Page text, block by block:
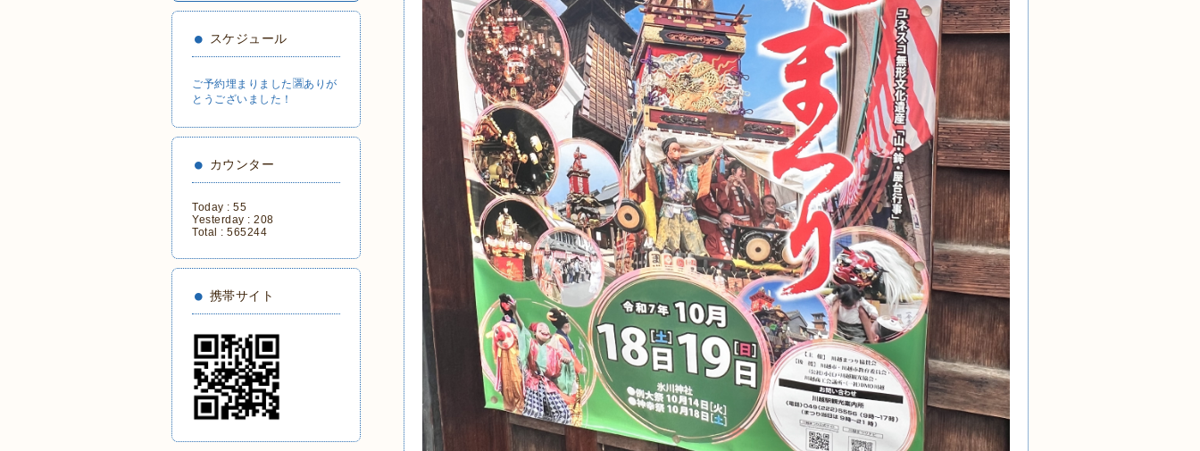
スケジュール
ご予約埋まりました🈵ありが
とうございました！
カウンター
Today : 55
Yesterday : 208
Total : 565244
携帯サイト